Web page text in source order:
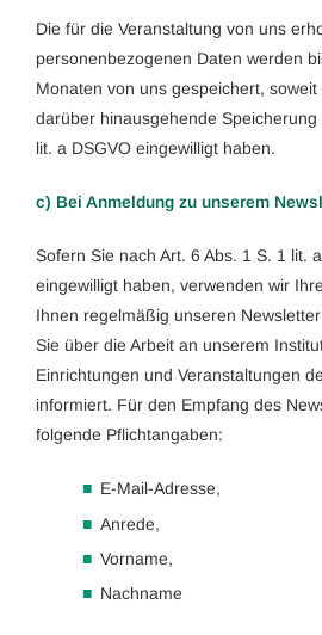
Die für die Veranstaltung von uns
personenbezogenen Daten werden
Monaten von uns gespeichert, soweit
darüber hinausgehende Speicherung
lit. a DSGVO eingewilligt haben.
c) Bei Anmeldung zu unserem
Sofern Sie nach Art. 6 Abs. 1 S. 1 lit.
eingewilligt haben, verwenden wir
Ihnen regelmäßig unseren
Sie über die Arbeit an unserem
Einrichtungen und Veranstaltungen
informiert. Für den Empfang des
folgende Pflichtangaben:
E-Mail-Adresse,
Anrede,
Vorname,
Nachname